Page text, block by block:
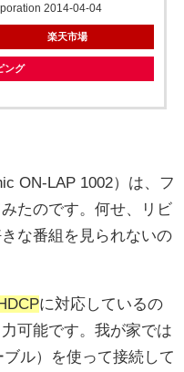
2014-04-04
楽天市場
ング
ON-LAP 1002）は、フ
たのです。何せ、リビ
な番組を見られないの
HDCPに対応しているの
可能です。我が家では
ル）を使って接続して